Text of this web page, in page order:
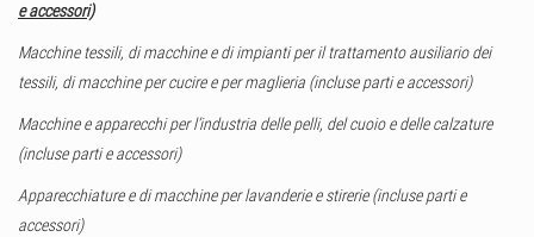
e accessori)
Macchine tessili, di macchine e di impianti per il trattamento ausiliario dei
tessili, di macchine per cucire e per maglieria (incluse parti e accessori)
Macchine e apparecchi per l’industria delle pelli, del cuoio e delle calzature
(incluse parti e accessori)
Apparecchiature e di macchine per lavanderie e stirerie (incluse parti e
accessori)